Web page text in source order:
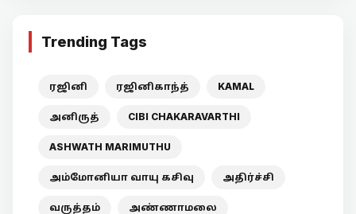
Trending Tags
ரஜினி ரஜினிகாந்த் KAMAL
அனிருத் CIBI CHAKARAVARTHI
ASHWATH MARIMUTHU
அம்மோனியா வாயு கசிவு அதிர்ச்சி
வருத்தம் அண்ணாமலை